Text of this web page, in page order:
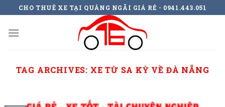
to
content
CHO THUÊ XE TẠI QUẢNG NGÃI GIÁ RẺ - 0941.443.051
TAG ARCHIVES: XE TỪ SA KỲ VỀ ĐÀ NẴNG